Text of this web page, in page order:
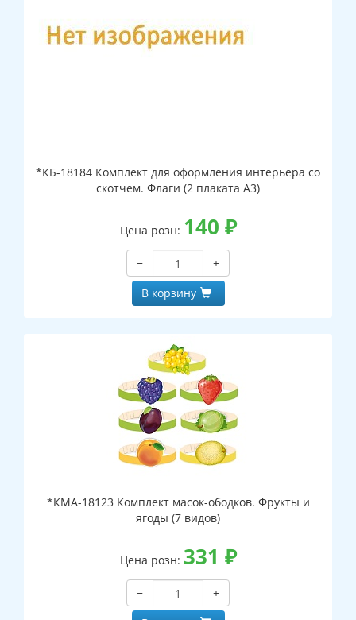
*КБ-18184 Комплект для оформления интерьера со
скотчем. Флаги (2 плаката А3)
Цена розн: 140 ₽
−
+
В корзину
*КМА-18123 Комплект масок-ободков. Фрукты и
ягоды (7 видов)
Цена розн: 331 ₽
−
+